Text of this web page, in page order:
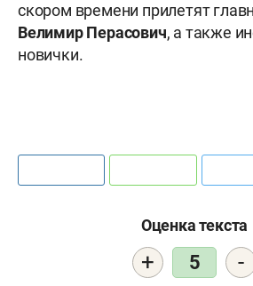
скором времени прилетят
ВелимирПерасович, а также
новички.
Оценка текста
+ 5 -